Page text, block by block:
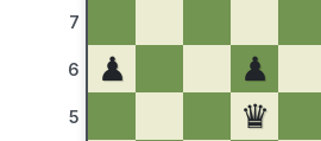
7
6
5
♟
♟
♛